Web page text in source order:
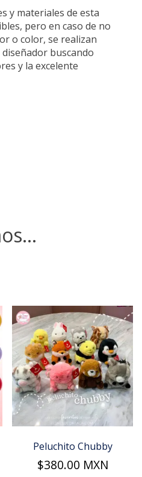
y materiales de esta
pero en caso de no
o color, se realizan
buscando
y la excelente
Peluchito Chubby
$380.00 MXN